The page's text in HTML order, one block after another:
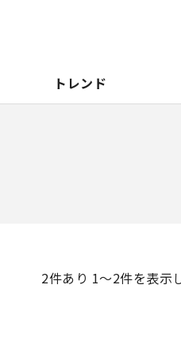
トレンド
2件あり 1〜2件を表示